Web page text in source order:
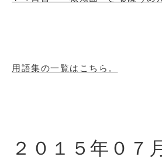
用語集の一覧はこちら。
２０１５年０７